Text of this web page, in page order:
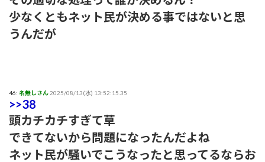
少なくともネット民が決める事ではないと思
うんだが
46: 名無しさん2025/08/13(水) 13:52:15.35
>>38
頭カチカチすぎて草
できてないから問題になったんだよね
ネット民が騒いでこうなったと思ってるならお